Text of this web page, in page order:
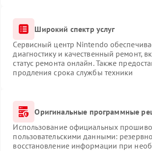
Широкий спектр услуг
Сервисный центр Nintendo
диагностику и качественный ремонт,
статус ремонта онлайн. Также
продления срока службы техники
Оригинальные программные
Использование официальных
пользовательскими данными:
восстановление информации при